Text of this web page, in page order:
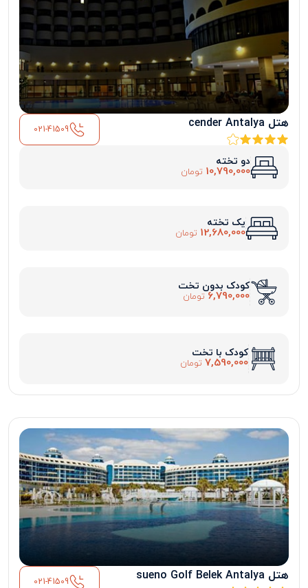
هتل cender Antalya 021-41509
دو تخته
10,790,000 تومان
یک تخته
12,680,000 تومان
کودک بدون تخت
6,790,000 تومان
کودک با تخت
7,590,000 تومان
هتل sueno Golf Belek Antalya 021-41509